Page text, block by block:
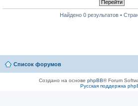
Найдено 0 результатов •
Список форумов
Создано на основе phpBB® Forum
Русская поддержка